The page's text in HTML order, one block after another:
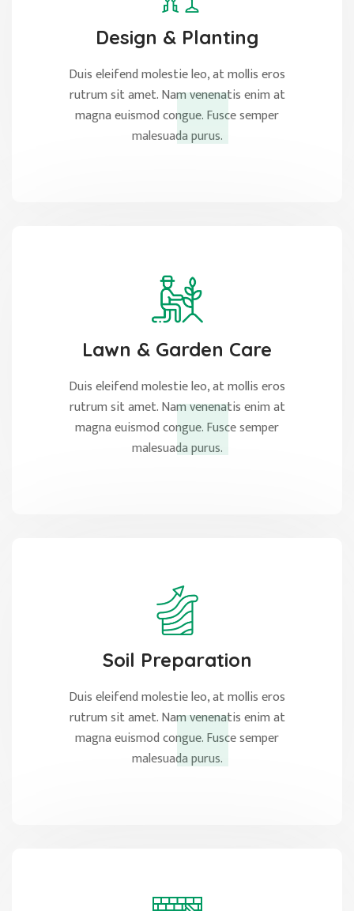
Design & Planting
Duis eleifend molestie leo, at mollis eros
rutrum sit amet. Nam venenatis enim at
magna euismod congue. Fusce semper
malesuada purus.
Lawn & Garden Care
Duis eleifend molestie leo, at mollis eros
rutrum sit amet. Nam venenatis enim at
magna euismod congue. Fusce semper
malesuada purus.
Soil Preparation
Duis eleifend molestie leo, at mollis eros
rutrum sit amet. Nam venenatis enim at
magna euismod congue. Fusce semper
malesuada purus.